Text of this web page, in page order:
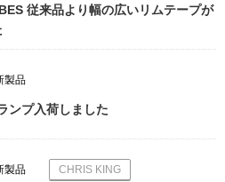
従来品より幅の広いリムテープが
製品
ンプ入荷しました
製品 CHRIS KING